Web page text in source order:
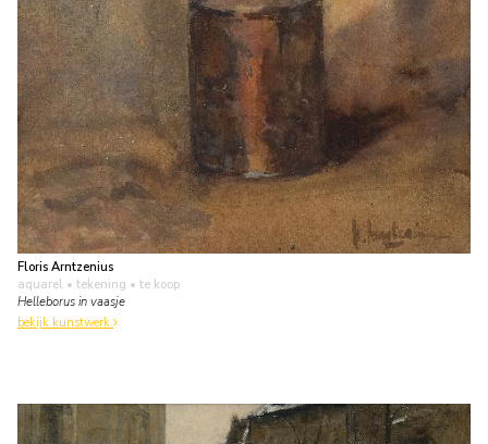
Floris Arntzenius
aquarel • tekening • te koop
Helleborus in vaasje
bekijk kunstwerk